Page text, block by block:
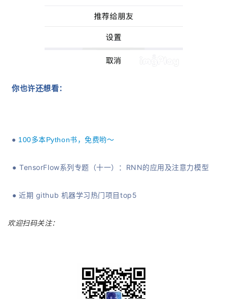
你也许还想看：
● 100多本Python书，免费哟～
● TensorFlow系列专题（十一）：RNN的应用及注意力模型
● 近期 github 机器学习热门项目top5
欢迎扫码关注：